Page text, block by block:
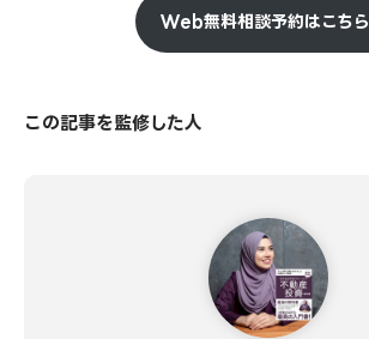
Web無料相談予約はこちら
この記事を監修した人